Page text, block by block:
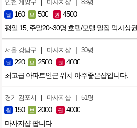
인천 계양구 | 마사지샵 | 83평
월 160 보 500 권 4500
평일 15, 주말20~30명 호텔/모텔 밀집 먹자상권
서울 강남구 | 마사지샵 | 30평
월 220 보 2500 권 4000
최고급 아파트인근 위치 아주좋은샵입니다.
경기 김포시 | 마사지샵 | 51평
월 150 보 2000 권 4000
마사지샵 팝니다